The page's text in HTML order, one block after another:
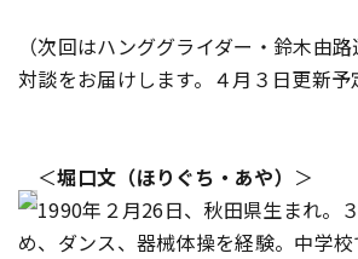
（次回はハンググライダー・鈴木由
対談をお届けします。４月３日更新予
＜堀口文（ほりぐち・あや） ＞
1990年２月26日、秋田県生まれ。
め、ダンス、器械体操を経験。中学